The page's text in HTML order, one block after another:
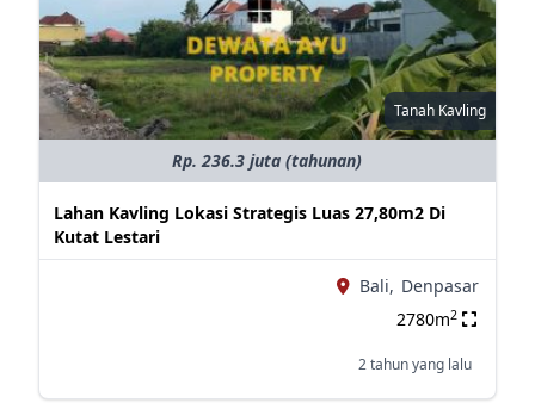
Tanah Kavling
Rp. 236.3 juta (tahunan)
Lahan Kavling Lokasi Strategis Luas 27,80m2 Di
Kutat Lestari
Bali, Denpasar
2780m2
2 tahun yang lalu